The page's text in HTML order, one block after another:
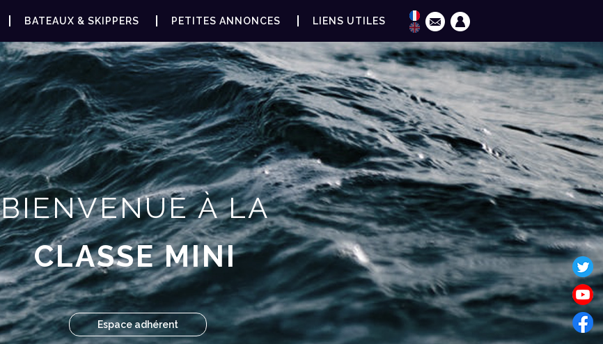
BATEAUX & SKIPPERS PETITES ANNONCES LIENS UTILES
BIENVENUE À LA
CLASSE MINI
Espace adhérent